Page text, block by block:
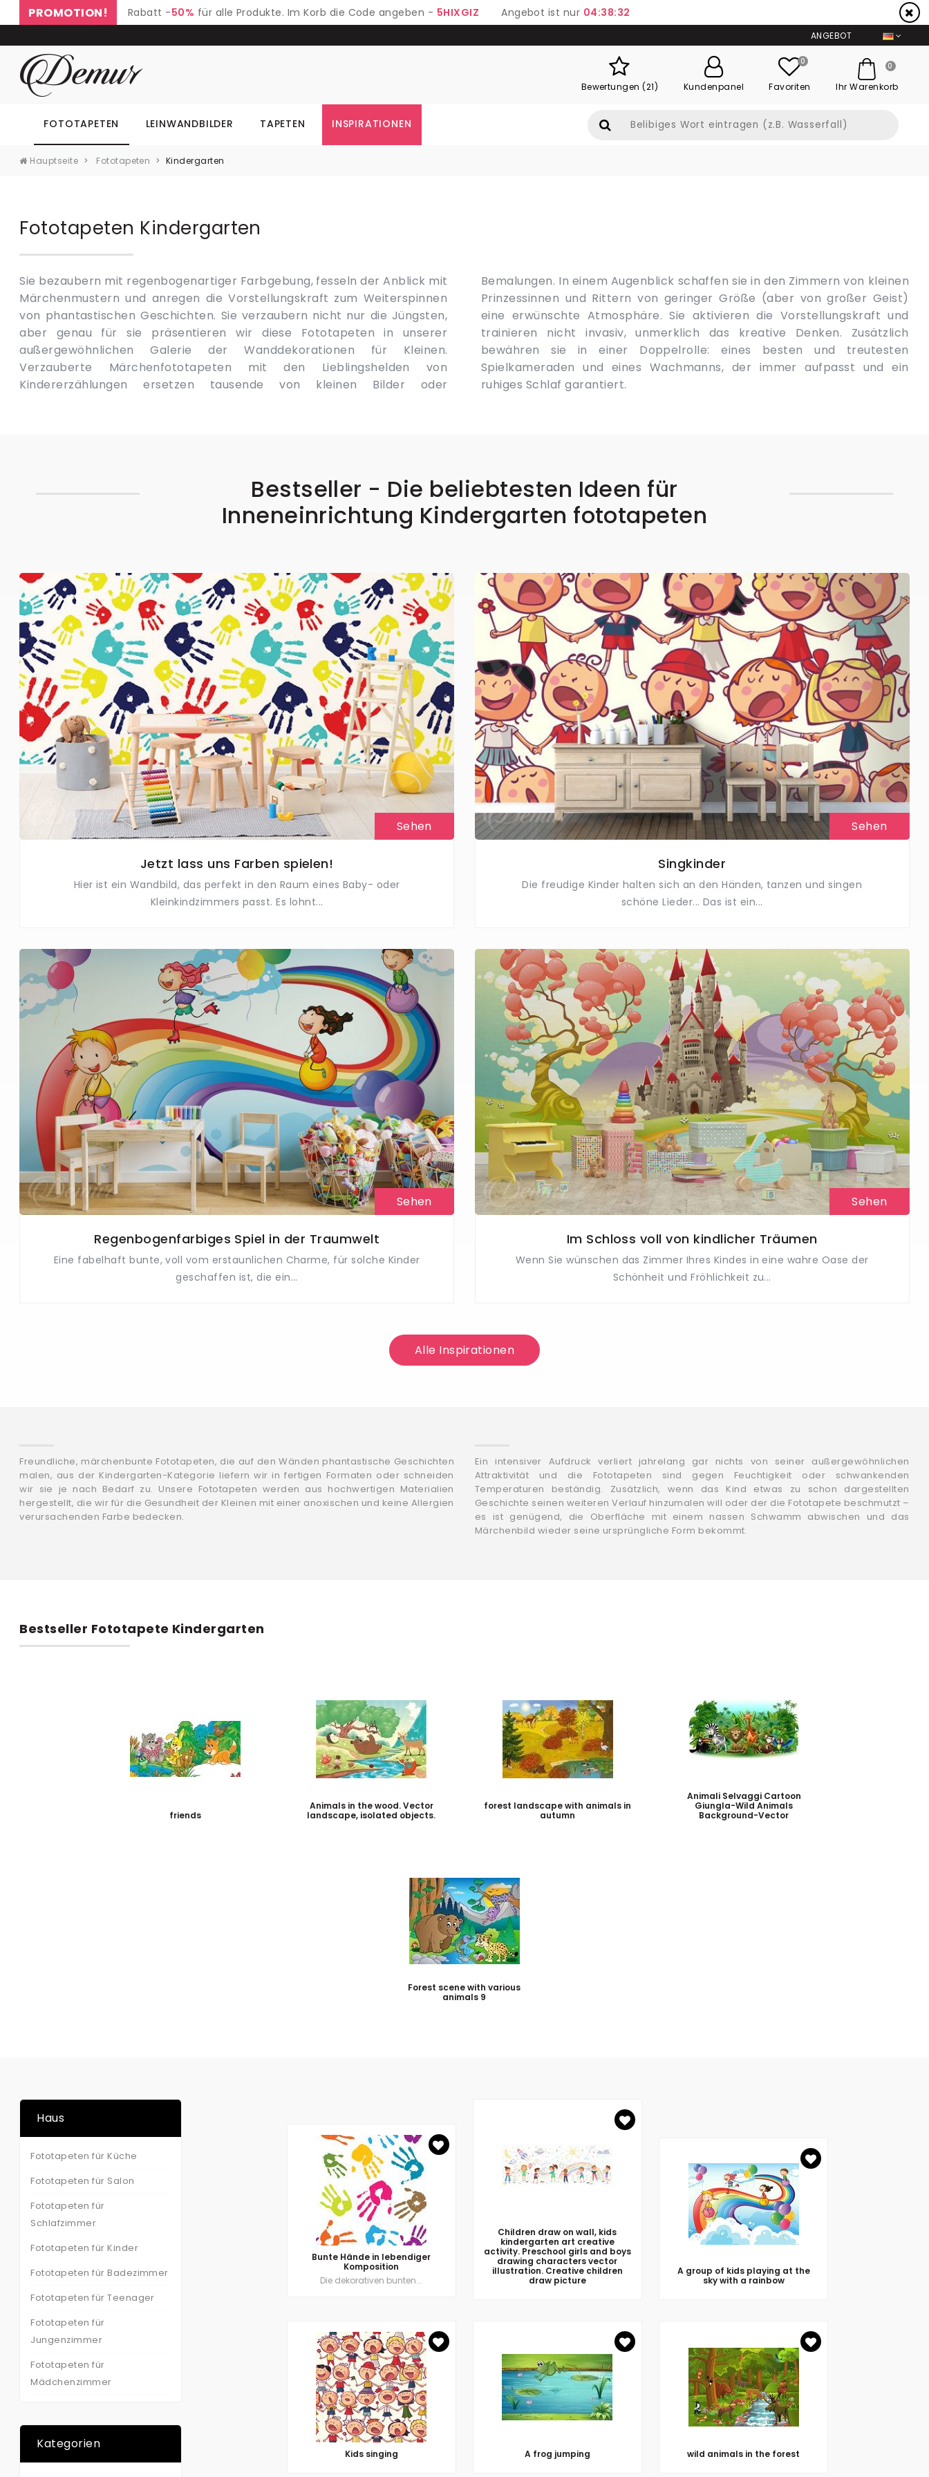
PROMOTION! Rabatt -50% für alle Produkte. Im Korb die Code angeben - 5HIXGIZ Angebot ist nur 04:38:30
ANGEBOT
Bewertungen (21) Kundenpanel
0
Favoriten
0
Ihr Warenkorb
FOTOTAPETEN LEINWANDBILDER TAPETEN INSPIRATIONEN
Hauptseite Fototapeten Kindergarten
Fototapeten Kindergarten
Sie bezaubern mit regenbogenartiger Farbgebung, fesseln der Anblick mit
Märchenmustern und anregen die Vorstellungskraft zum Weiterspinnen
von phantastischen Geschichten. Sie verzaubern nicht nur die Jüngsten,
aber genau für sie präsentieren wir diese Fototapeten in unserer
außergewöhnlichen Galerie der Wanddekorationen für Kleinen.
Verzauberte Märchenfototapeten mit den Lieblingshelden von
Kindererzählungen ersetzen tausende von kleinen Bilder oder
Bemalungen. In einem Augenblick schaffen sie in den Zimmern von kleinen
Prinzessinnen und Rittern von geringer Größe (aber von großer Geist)
eine erwünschte Atmosphäre. Sie aktivieren die Vorstellungskraft und
trainieren nicht invasiv, unmerklich das kreative Denken. Zusätzlich
bewähren sie in einer Doppelrolle: eines besten und treutesten
Spielkameraden und eines Wachmanns, der immer aufpasst und ein
ruhiges Schlaf garantiert.
Bestseller - Die beliebtesten Ideen für
Inneneinrichtung Kindergarten fototapeten
Sehen
Jetzt lass uns Farben spielen!
Hier ist ein Wandbild, das perfekt in den Raum eines Baby- oder
Kleinkindzimmers passt. Es lohnt...
Sehen
Singkinder
Die freudige Kinder halten sich an den Händen, tanzen und singen
schöne Lieder... Das ist ein...
Sehen
Regenbogenfarbiges Spiel in der Traumwelt
Eine fabelhaft bunte, voll vom erstaunlichen Charme, für solche Kinder
geschaffen ist, die ein...
Sehen
Im Schloss voll von kindlicher Träumen
Wenn Sie wünschen das Zimmer Ihres Kindes in eine wahre Oase der
Schönheit und Fröhlichkeit zu...
Alle Inspirationen
Freundliche, märchenbunte Fototapeten, die auf den Wänden phantastische Geschichten
malen, aus der Kindergarten-Kategorie liefern wir in fertigen Formaten oder schneiden
wir sie je nach Bedarf zu. Unsere Fototapeten werden aus hochwertigen Materialien
hergestellt, die wir für die Gesundheit der Kleinen mit einer anoxischen und keine Allergien
verursachenden Farbe bedecken.
Ein intensiver Aufdruck verliert jahrelang gar nichts von seiner außergewöhnlichen
Attraktivität und die Fototapeten sind gegen Feuchtigkeit oder schwankenden
Temperaturen beständig. Zusätzlich, wenn das Kind etwas zu schon dargestellten
Geschichte seinen weiteren Verlauf hinzumalen will oder der die Fototapete beschmutzt –
es ist genügend, die Oberfläche mit einem nassen Schwamm abwischen und das
Märchenbild wieder seine ursprüngliche Form bekommt.
Bestseller Fototapete Kindergarten
friends
Animals in the wood. Vector
landscape, isolated objects.
forest landscape with animals in
autumn
Animali Selvaggi Cartoon
Giungla-Wild Animals
Background-Vector
Forest scene with various
animals 9
Haus
Fototapeten für Küche
Fototapeten für Salon
Fototapeten für
Schlafzimmer
Fototapeten für Kinder
Fototapeten für Badezimmer
Fototapeten für Teenager
Fototapeten für
Jungenzimmer
Fototapeten für
Mädchenzimmer
Kategorien
Bunte Hände in lebendiger
Komposition
Die dekorativen bunten...
Children draw on wall, kids
kindergarten art creative
activity. Preschool girls and boys
drawing characters vector
illustration. Creative children
draw picture
A group of kids playing at the
sky with a rainbow
Kids singing A frog jumping wild animals in the forest